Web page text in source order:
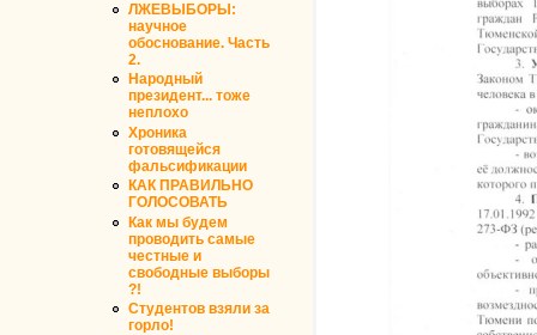
ЛЖЕВЫБОРЫ:
научное
обоснование. Часть
2.
Народный
президент... тоже
неплохо
Хроника
готовящейся
фальсификации
КАК ПРАВИЛЬНО
ГОЛОСОВАТЬ
Как мы будем
проводить самые
честные и
свободные выборы
?!
Студентов взяли за
горло!